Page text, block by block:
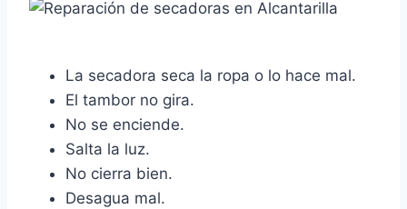
La secadora seca la ropa o lo hace mal.
El tambor no gira.
No se enciende.
Salta la luz.
No cierra bien.
Desagua mal.